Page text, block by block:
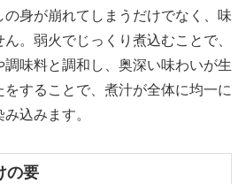
身が崩れてしまうだけでなく、味
。弱火でじっくり煮込むことで、
味料と調和し、奥深い味わいが生
をすることで、煮汁が全体に均一に
込みます。
の要